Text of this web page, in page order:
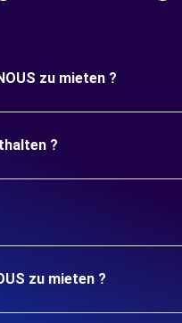
zu mieten ?
?
zu mieten ?